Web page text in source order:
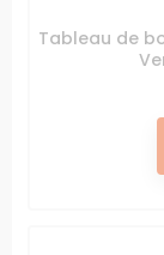
Tableau de